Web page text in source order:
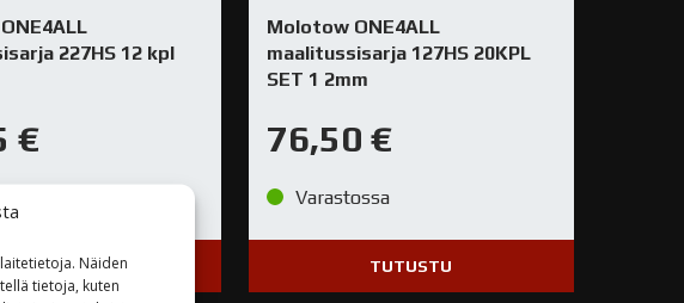
Näiden
tietoja, kuten
227HS 12 kpl
€
TUTUSTU
Molotow ONE4ALL
maalitussisarja 127HS 20KPL
SET 1 2mm
76,50 €
Varastossa
TUTUSTU